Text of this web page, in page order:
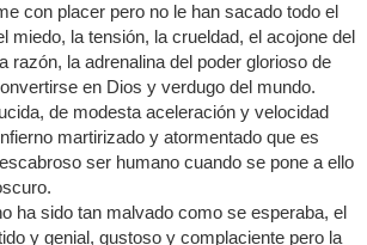
con placer pero no le han sacado todo el
miedo, la tensión, la crueldad, el acojone del
razón, la adrenalina del poder glorioso de
en Dios y verdugo del mundo.
de modesta aceleración y velocidad
martirizado y atormentado que es
ser humano cuando se pone a ello
ha sido tan malvado como se esperaba, el
y genial, gustoso y complaciente pero la